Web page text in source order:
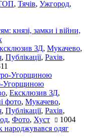
, Тячів, Ужгород,
князі, замки і війни,
ЗД, Мукачево,
, Публікації, Рахів,
Угорщиною
, Ексклюзив ЗД,
фото, Мукачево,
, Публікації, Рахів,
, Фото, Хуст 1004